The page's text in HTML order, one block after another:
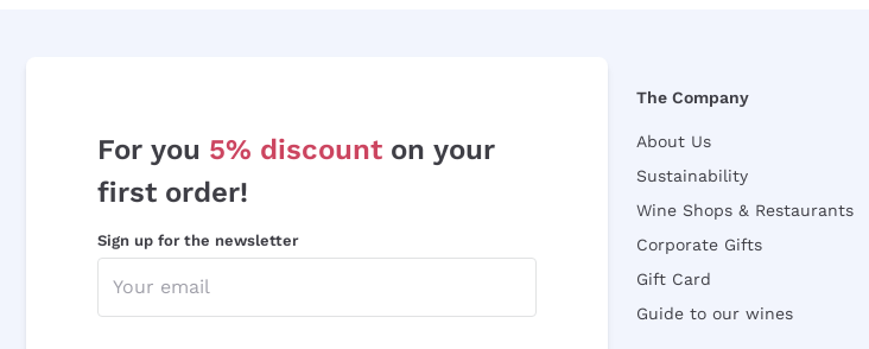
For you 5% discount on your
first order!
Sign up for the newsletter
The Company
About Us
Sustainability
Wine Shops & Restaurants
Corporate Gifts
Gift Card
Guide to our wines